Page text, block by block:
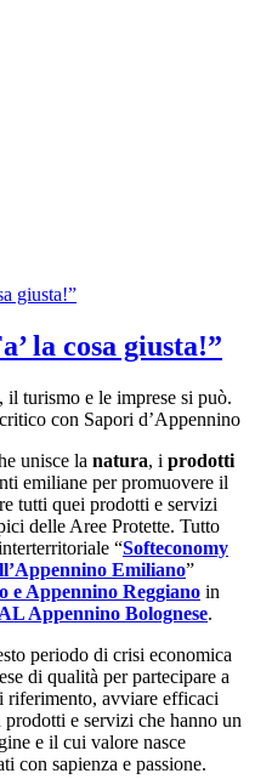
giusta!”
la cosa giusta!”
turismo e le imprese si può.
con Sapori d’Appennino
unisce la natura, i prodotti
emiliane per promuovere il
tutti quei prodotti e servizi
delle Aree Protette. Tutto
“Softeconomy
Emiliano”
e Appennino Reggiano in
Appennino Bolognese.
periodo di crisi economica
di qualità per partecipare a
riferimento, avviare efficaci
prodotti e servizi che hanno un
e il cui valore nasce
con sapienza e passione.